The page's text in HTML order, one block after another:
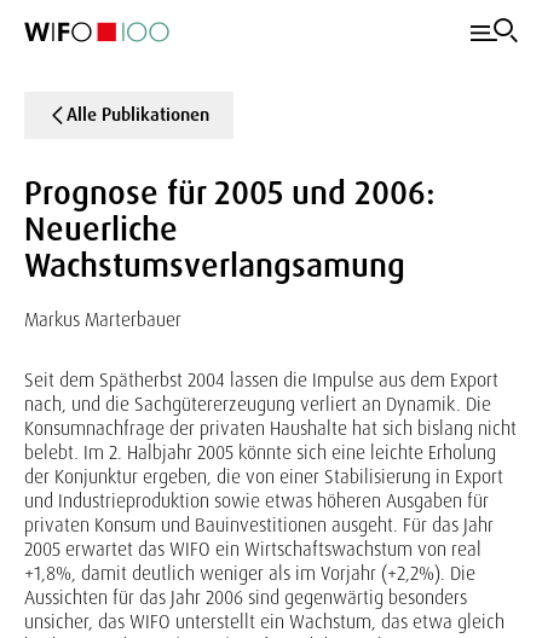
Alle Publikationen
Prognose für 2005 und 2006:
Neuerliche
Wachstumsverlangsamung
Markus Marterbauer
Seit dem Spätherbst 2004 lassen die Impulse aus dem Export
nach, und die Sachgütererzeugung verliert an Dynamik. Die
Konsumnachfrage der privaten Haushalte hat sich bislang nicht
belebt. Im 2. Halbjahr 2005 könnte sich eine leichte Erholung
der Konjunktur ergeben, die von einer Stabilisierung in Export
und Industrieproduktion sowie etwas höheren Ausgaben für
privaten Konsum und Bauinvestitionen ausgeht. Für das Jahr
2005 erwartet das WIFO ein Wirtschaftswachstum von real
+1,8%, damit deutlich weniger als im Vorjahr (+2,2%). Die
Aussichten für das Jahr 2006 sind gegenwärtig besonders
unsicher, das WIFO unterstellt ein Wachstum, das etwa gleich